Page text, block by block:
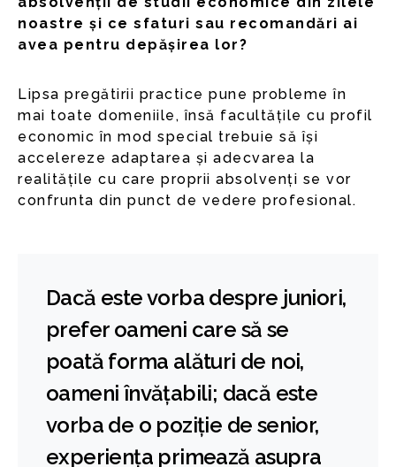
noastre și ce sfaturi sau recomandări ai
avea pentru depășirea lor?
Lipsa pregătirii practice pune probleme în
mai toate domeniile, însă facultățile cu profil
economic în mod special trebuie să își
accelereze adaptarea și adecvarea la
realitățile cu care proprii absolvenți se vor
confrunta din punct de vedere profesional.
Dacă este vorba despre juniori,
prefer oameni care să se
poată forma alături de noi,
oameni învățabili; dacă este
vorba de o poziție de senior,
experiența primează asupra